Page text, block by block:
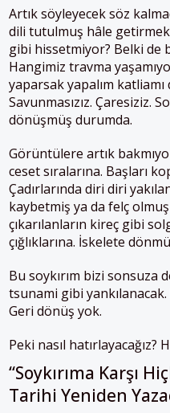
Artık söyleyecek söz
dili tutulmuş hâle
gibi hissetmiyor? Belki de
Hangimiz travma
yaparsak yapalım
Savunmasızız. Çaresiziz.
dönüşmüş durumda.
Görüntülere artık
ceset sıralarına. Başları
Çadırlarında diri diri
kaybetmiş ya da felç
çıkarılanların kireç gibi
çığlıklarına. İskelete
Bu soykırım bizi sonsuza
tsunami gibi
Geri dönüş yok.
Peki nasıl hatırlayacağız?
“Soykırıma Karşı
Tarihi Yeniden